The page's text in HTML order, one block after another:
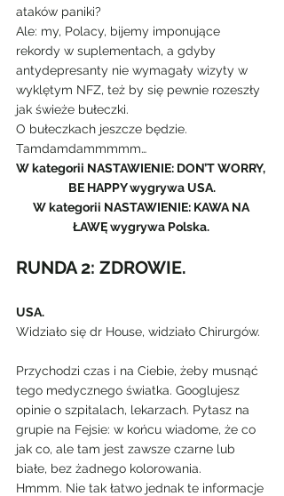
ataków paniki?
Ale: my, Polacy, bijemy imponujące
rekordy w suplementach, a gdyby
antydepresanty nie wymagały wizyty w
wyklętym NFZ, też by się pewnie rozeszły
jak świeże bułeczki.
O bułeczkach jeszcze będzie.
Tamdamdammmmm…
W kategorii NASTAWIENIE: DON’T WORRY,
BE HAPPY wygrywa USA.
W kategorii NASTAWIENIE: KAWA NA
ŁAWĘ wygrywa Polska.
RUNDA 2: ZDROWIE.
USA.
Widziało się dr House, widziało Chirurgów.
Przychodzi czas i na Ciebie, żeby musnąć
tego medycznego światka. Googlujesz
opinie o szpitalach, lekarzach. Pytasz na
grupie na Fejsie: w końcu wiadome, że co
jak co, ale tam jest zawsze czarne lub
białe, bez żadnego kolorowania.
Hmmm. Nie tak łatwo jednak te informacje